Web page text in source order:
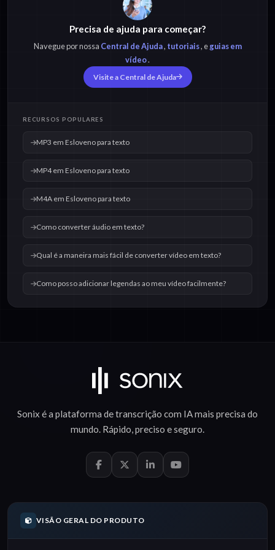
M4A em Esloveno para
texto
OPUS em Esloveno
para texto
OGG em Esloveno
WAV em Esloveno
Precisa de ajuda para começar?
Navegue por nossa Central de Ajuda, tutoriais, eguias em
vídeo.
Visite a Central de Ajuda
RECURSOS POPULARES
MP3 em Esloveno para texto
MP4 em Esloveno para texto
M4A em Esloveno para texto
Como converter áudio em texto?
Qual é a maneira mais fácil de converter vídeo em texto?
Como posso adicionar legendas ao meu vídeo facilmente?
Sonix é a plataforma detranscrição com IAmais precisa do
mundo. Rápido,preciso eseguro.
VISÃO GERAL DO PRODUTO